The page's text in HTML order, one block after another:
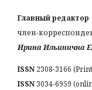
Главный редактор
член-
Ирина Ильинична
ISSN 2308-3166
ISSN3034-6959